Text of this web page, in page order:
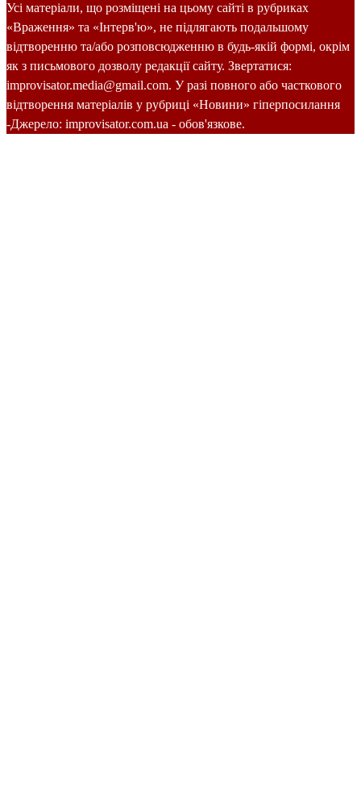
Усі матеріали, що розміщені на цьому сайті в рубриках
«Враження» та «Інтерв'ю», не підлягають подальшому
відтворенню та/або розповсюдженню в будь-якій формі, окрім
як з письмового дозволу редакції сайту. Звертатися:
improvisator.media@gmail.com. У разі повного або часткового
відтворення матеріалів у рубриці «Новини» гіперпосилання
-Джерело: improvisator.com.ua - обов'язкове.